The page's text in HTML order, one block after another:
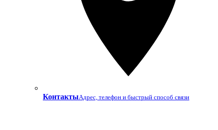
КонтактыАдрес, телефон и быстрый способ связи